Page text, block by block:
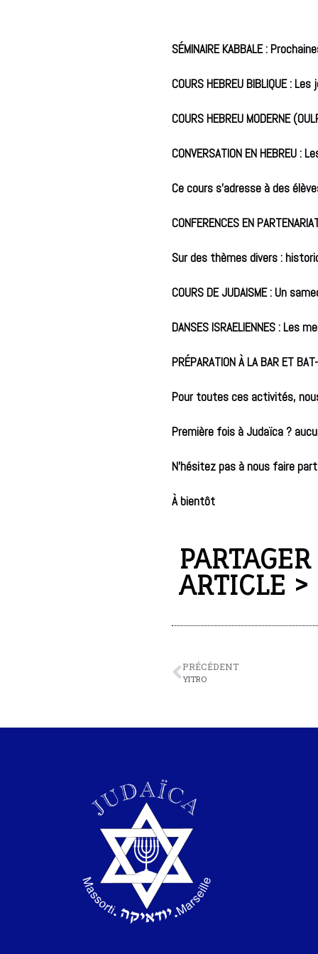
SÉMINAIRE KABBALE :
COURS HEBREU BIBLIQUE : Les
COURS HEBREU MODERNE
CONVERSATION EN HEBREU :
Ce cours s’adresse à des
CONFERENCES EN
Sur des thèmes divers :
COURS DE JUDAISME : Un
DANSES ISRAELIENNES : Les
PRÉPARATION À LA BAR ET
Pour toutes ces activités,
Première fois à Judaïca ?
N’hésitez pas à nous faire
À bientôt
ARTICLE >
PRÉCÉDENT
YITRO